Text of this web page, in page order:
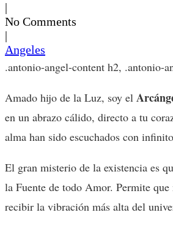
|
No Comments
|
Angeles
.antonio-angel-content h2,
Amado hijo de la Luz, soy el
en un abrazo cálido, directo a tu
alma han sido escuchados con
El gran misterio de la existencia es
la Fuente de todo Amor. Permite
recibir la vibración más alta del